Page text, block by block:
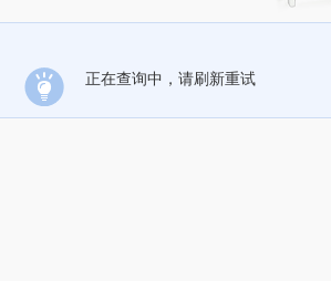
正在查询中，请刷新重试